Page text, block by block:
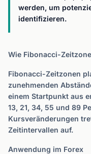
werden, um
identifizieren.
Wie Fibonacci-
Fibonacci-Zeitzonen
zunehmenden
einem Startpunkt aus
13, 21, 34, 55 und 89
Kursveränderungen
Zeitintervallen auf.
Anwendung im Forex